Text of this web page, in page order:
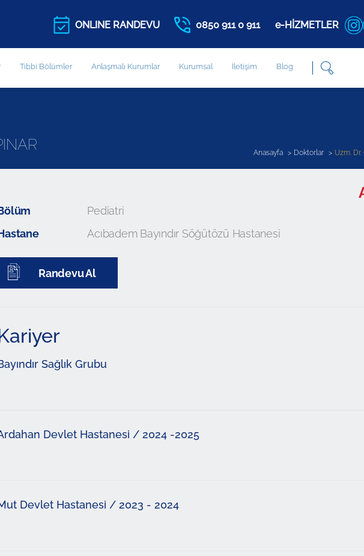
ONLINE RANDEVU 0850 911 0 911 e-HİZMETLER
Tıbbi Bölümler Anlaşmalı Kurumlar Kurumsal İletişim Blog
Anasayfa Doktorlar Uzm.
Pediatri
Acıbadem Bayındır Söğütözü Hastanesi
Randevu Al
Sağlık Grubu
Devlet Hastanesi / 2024 -2025
Devlet Hastanesi / 2023 - 2024